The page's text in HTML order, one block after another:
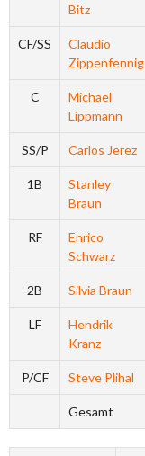
Bitz
CF/SS
Claudio
Zippenfennig
C
Michael
Lippmann
SS/P Carlos Jerez
1B
Stanley
Braun
RF
Enrico
Schwarz
2B Silvia Braun
LF
Hendrik
Kranz
P/CF Steve Plihal
Gesamt